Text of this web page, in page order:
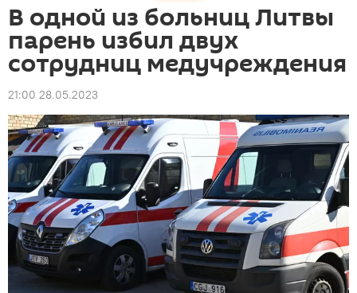
В одной из больниц Литвы
парень избил двух
сотрудниц медучреждения
21:00 28.05.2023